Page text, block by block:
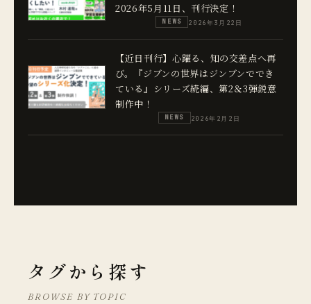
2026年5月11日、刊行決定！
NEWS 2026年3月22日
【近日刊行】心躍る、知の交差点へ再
び。『ジブンの世界はジンブンででき
ている』シリーズ続編、第2＆3弾鋭意
制作中！
NEWS 2026年2月2日
タグから探す
BROWSE BY TOPIC